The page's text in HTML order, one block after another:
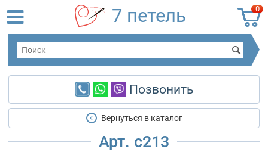
0
7 петель
Позвонить
Вернуться в каталог
Арт. c213